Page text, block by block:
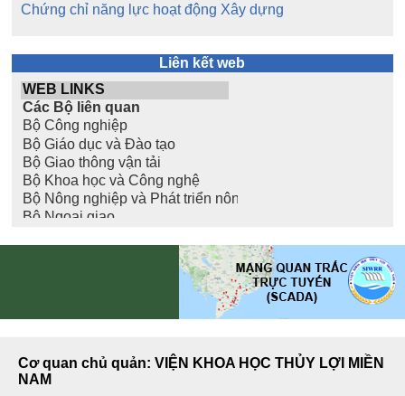
Chứng chỉ năng lực hoạt động Xây dựng
Liên kết web
Cơ quan chủ quản: VIỆN KHOA HỌC THỦY LỢI MIỀN
NAM